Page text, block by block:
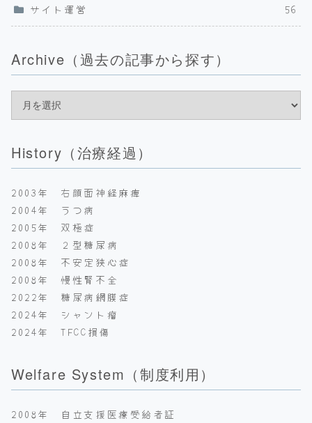
サイト運営 56
Archive（過去の記事から探す）
History（治療経過）
2003年 右顔面神経麻痺
2004年 うつ病
2005年 双極症
2008年 ２型糖尿病
2008年 不安定狭心症
2008年 慢性腎不全
2022年 糖尿病網膜症
2024年 シャント瘤
2024年 TFCC損傷
Welfare System（制度利用）
2008年 自立支援医療受給者証